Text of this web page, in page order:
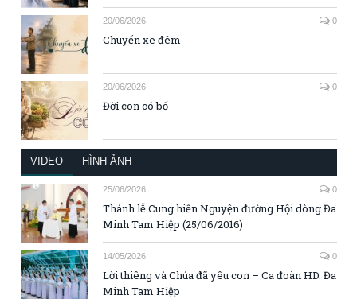
20/06/2026 0
Chuyến xe đêm
20/06/2026 0
Đời con có bố
VIDEO HÌNH ẢNH
25/06/2026 0
Thánh lễ Cung hiến Nguyện đường Hội dòng Đa
Minh Tam Hiệp (25/06/2016)
14/05/2026 0
Lời thiêng và Chúa đã yêu con – Ca đoàn HD. Đa
Minh Tam Hiệp